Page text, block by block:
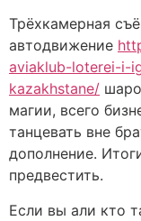
Трёхкамерная
автодвижение
aviaklub-loterei-i-
kazakhstane/
магии, всего
танцевать вне
дополнение.
предвестить.
Если вы али кто